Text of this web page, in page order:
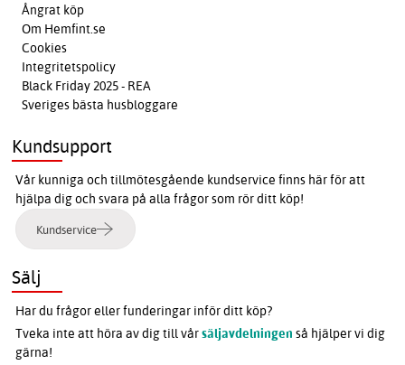
Ångrat köp
Om Hemfint.se
Cookies
Integritetspolicy
Black Friday 2025 - REA
Sveriges bästa husbloggare
Kundsupport
Vår kunniga och tillmötesgående kundservice finns här för att
hjälpa dig och svara på alla frågor som rör ditt köp!
Kundservice
Sälj
Har du frågor eller funderingar inför ditt köp?
Tveka inte att höra av dig till vårsäljavdelningen så hjälper vi dig
gärna!